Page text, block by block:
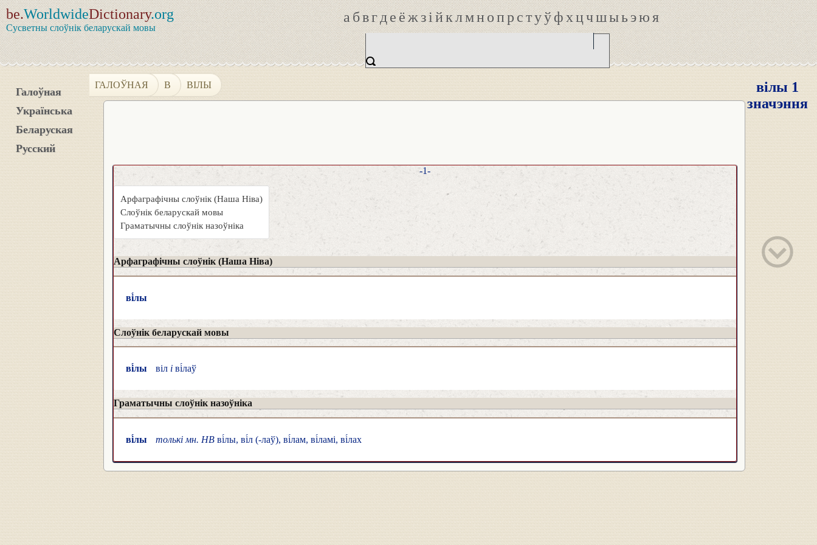
be.WorldwideDictionary.org
Сусветны слоўнік беларускай мовы
абвгдеёжзійклмнопрстуўфхцчшыьэюя
Галоўная
Українська
Беларуская
Русский
ГАЛОЎНАЯ В ВІЛЫ
вілы 1
значэння
-1-
Арфаграфічны слоўнік (Наша Ніва)
Слоўнік беларускай мовы
Граматычны слоўнік назоўніка
Арфаграфічны слоўнік (Наша Ніва)
ві́лы
Слоўнік беларускай мовы
ві́лы віл і ві́лаў
Граматычны слоўнік назоўніка
ві́лы толькі мн. НВ ві́лы, ві́л (-лаў), ві́лам, ві́ламі, ві́лах